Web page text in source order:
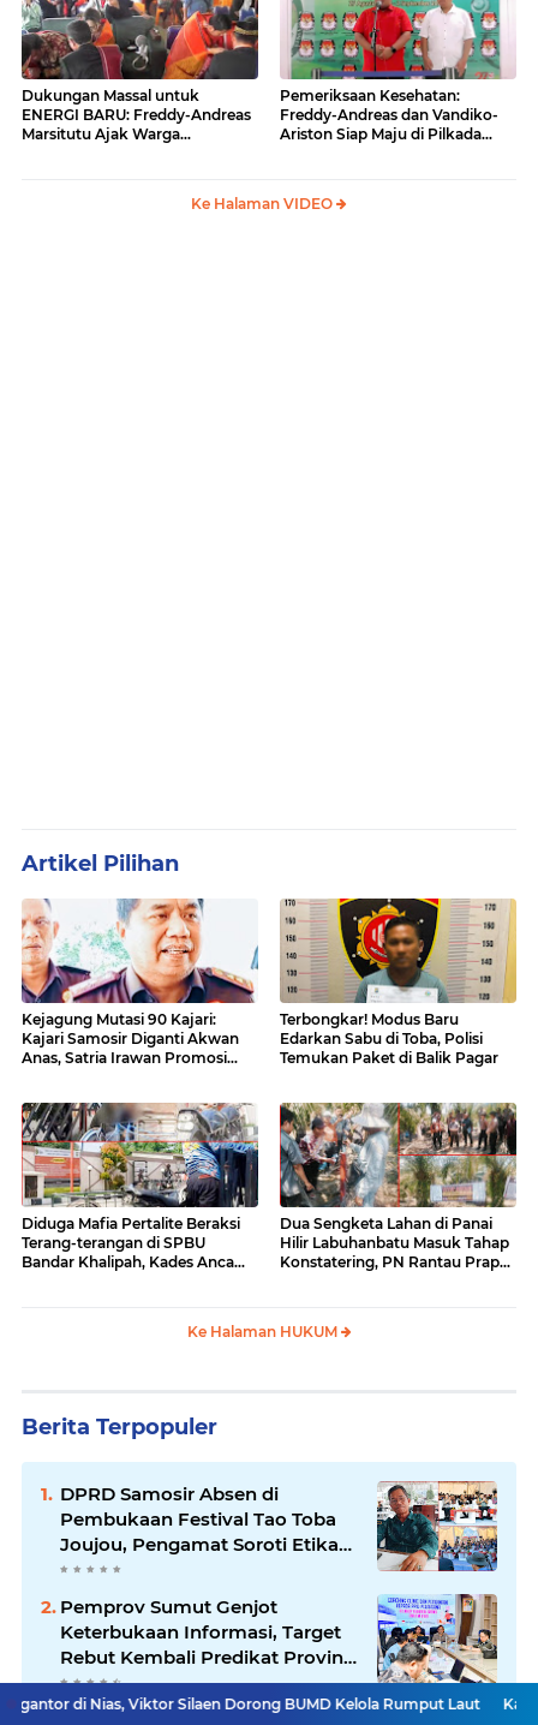
Dukungan Massal untuk
ENERGI BARU: Freddy-Andreas
Marsitutu Ajak Warga
Pemeriksaan Kesehatan:
Freddy-Andreas dan Vandiko-
Ariston Siap Maju di Pilkada
Ke Halaman VIDEO
Artikel Pilihan
Kejagung Mutasi 90 Kajari:
Kajari Samosir Diganti Akwan
Anas, Satria Irawan Promosi
Terbongkar! Modus Baru
Edarkan Sabu di Toba, Polisi
Temukan Paket di Balik Pagar
Diduga Mafia Pertalite Beraksi
Terang-terangan di SPBU
Bandar Khalipah, Kades Ancam
Dua Sengketa Lahan di Panai
Hilir Labuhanbatu Masuk Tahap
Konstatering, PN Rantau Prapat
Ke Halaman HUKUM
Berita Terpopuler
DPRD Samosir Absen di
Pembukaan Festival Tao Toba
Joujou, Pengamat Soroti Etika
Birokrasi Pemkab
Pemprov Sumut Genjot
Keterbukaan Informasi, Target
Rebut Kembali Predikat Provinsi
Informatif
Kasatresnarkoba Samosir
Viktor Silaen Dorong BUMD Kelola Rumput Laut Kasatresnarkoba